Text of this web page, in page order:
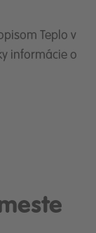
Teplo v
informácie o